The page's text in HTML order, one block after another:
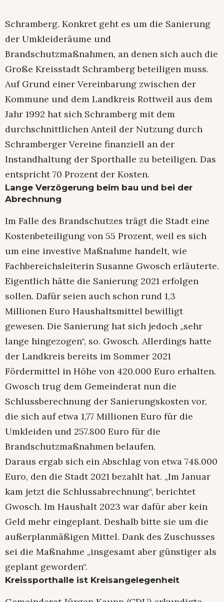
Schramberg. Konkret geht es um die Sanierung
der Umkleideräume und
Brandschutzmaßnahmen, an denen sich auch die
Große Kreisstadt Schramberg beteiligen muss.
Auf Grund einer Vereinbarung zwischen der
Kommune und dem Landkreis Rottweil aus dem
Jahr 1992 hat sich Schramberg mit dem
durchschnittlichen Anteil der Nutzung durch
Schramberger Vereine finanziell an der
Instandhaltung der Sporthalle zu beteiligen. Das
entspricht 70 Prozent der Kosten.
Lange Verzögerung beim bau und bei der
Abrechnung
Im Falle des Brandschutzes trägt die Stadt eine
Kostenbeteiligung von 55 Prozent, weil es sich
um eine investive Maßnahme handelt, wie
Fachbereichsleiterin Susanne Gwosch erläuterte.
Eigentlich hätte die Sanierung 2021 erfolgen
sollen. Dafür seien auch schon rund 1,3
Millionen Euro Haushaltsmittel bewilligt
gewesen. Die Sanierung hat sich jedoch „sehr
lange hingezogen“, so. Gwosch. Allerdings hatte
der Landkreis bereits im Sommer 2021
Fördermittel in Höhe von 420.000 Euro erhalten.
Gwosch trug dem Gemeinderat nun die
Schlussberechnung der Sanierungskosten vor,
die sich auf etwa 1,77 Millionen Euro für die
Umkleiden und 257.800 Euro für die
Brandschutzmaßnahmen belaufen.
Daraus ergab sich ein Abschlag von etwa 748.000
Euro, den die Stadt 2021 bezahlt hat. „Im Januar
kam jetzt die Schlussabrechnung“, berichtet
Gwosch. Im Haushalt 2023 war dafür aber kein
Geld mehr eingeplant. Deshalb bitte sie um die
außerplanmäßigen Mittel. Dank des Zuschusses
sei die Maßnahme „insgesamt aber günstiger als
geplant geworden“.
Kreissporthalle ist Kreisangelegenheit